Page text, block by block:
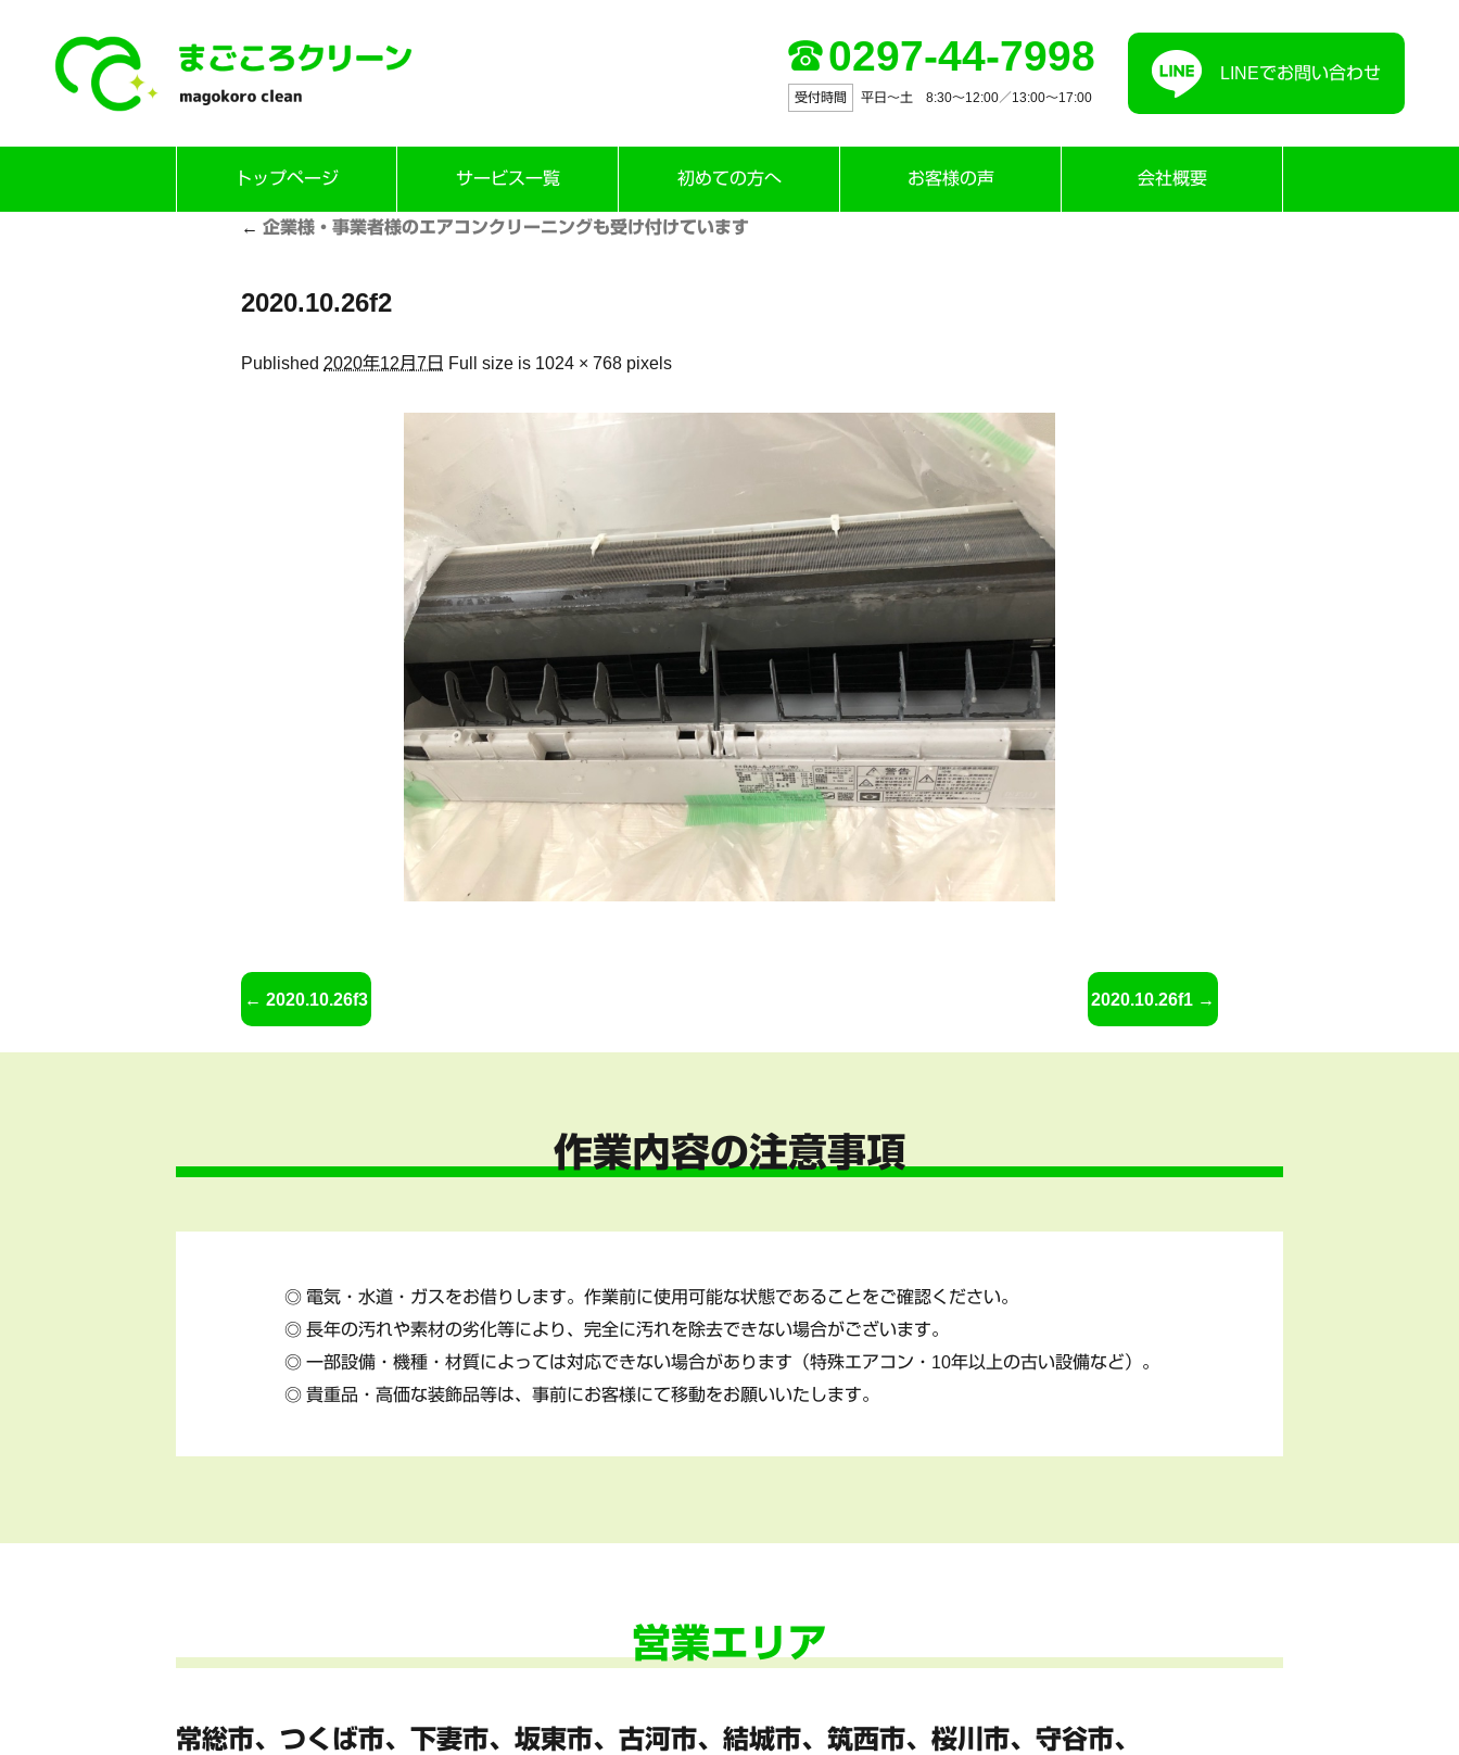
0297-44-7998
受付時間 平日～土 8:30〜12:00／13:00〜17:00
LINEでお問い合わせ
トップページ サービス一覧 初めての方へ お客様の声 会社概要
← 企業様・事業者様のエアコンクリーニングも受け付けています
2020.10.26f2
Published 2020年12月7日 Full size is 1024 × 768 pixels
2020.10.26f3 2020.10.26f1
作業内容の注意事項
電気・水道・ガスをお借りします。作業前に使用可能な状態であることをご確認ください。
長年の汚れや素材の劣化等により、完全に汚れを除去できない場合がございます。
一部設備・機種・材質によっては対応できない場合があります（特殊エアコン・10年以上の古い設備など）。
貴重品・高価な装飾品等は、事前にお客様にて移動をお願いいたします。
営業エリア
常総市、つくば市、下妻市、坂東市、 古河市、結城市、筑西市、桜川市、 守谷市、